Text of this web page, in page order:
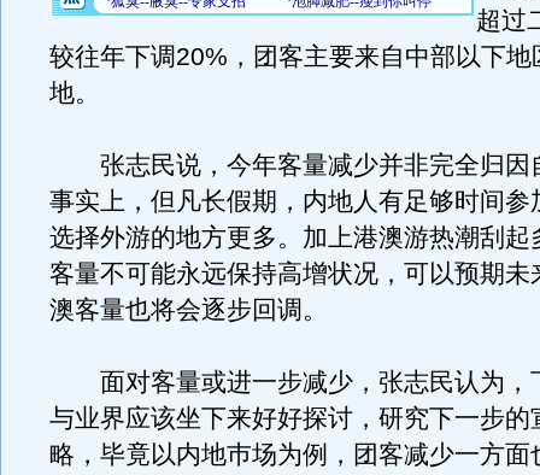
超过
较往年下调20%，团客主要来自中部以下地
地。
张志民说，今年客量减少并非完全归因
事实上，但凡长假期，内地人有足够时间参
选择外游的地方更多。加上港澳游热潮刮起
客量不可能永远保持高增状况，可以预期未
澳客量也将会逐步回调。
面对客量或进一步减少，张志民认为，
与业界应该坐下来好好探讨，研究下一步的
略，毕竟以内地巿场为例，团客减少一方面